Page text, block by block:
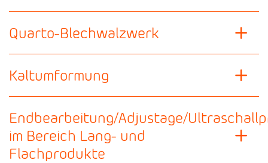
Quarto-Blechwalzwerk
Kaltumformung
Endbearbeitung/Adjustage/
im Bereich Lang- und
Flachprodukte